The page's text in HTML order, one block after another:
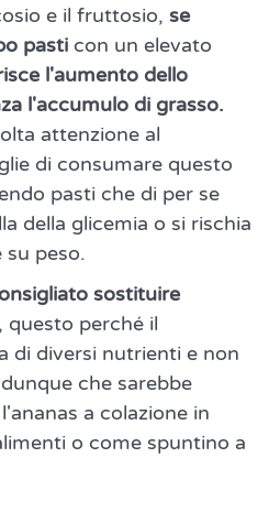
e il fruttosio, se
pasti con un elevato
l'aumento dello
l'accumulo di grasso.
attenzione al
di consumare questo
pasti che di per se
della glicemia o si rischia
peso.
sostituire
, questo perché il
di diversi nutrienti e non
che sarebbe
a colazione in
o come spuntino a